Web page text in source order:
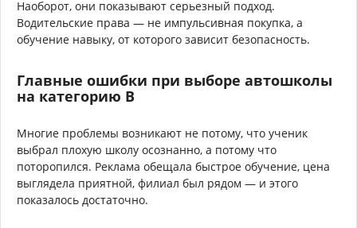
Наоборот, они показывают серьезный подход.
Водительские права — не импульсивная покупка, а
обучение навыку, от которого зависит безопасность.
Главные ошибки при выборе автошколы
на категорию B
Многие проблемы возникают не потому, что ученик
выбрал плохую школу осознанно, а потому что
поторопился. Реклама обещала быстрое обучение, цена
выглядела приятной, филиал был рядом — и этого
показалось достаточно.